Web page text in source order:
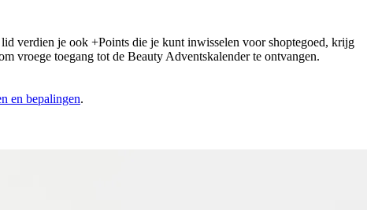
verdien je ook +Points die je kunt inwisselen voor shoptegoed, krijg
vroege toegang tot de Beauty Adventskalender te ontvangen.
en bepalingen.